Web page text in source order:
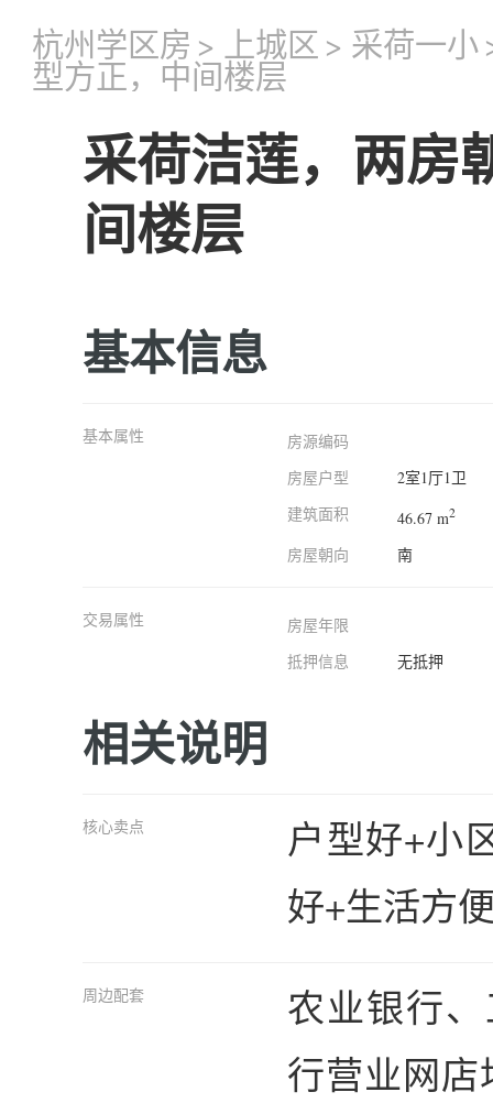
杭州学区房 > 上城区 > 采荷一小
型方正，中间楼层
采荷洁莲，两房
间楼层
基本信息
基本属性
房源编码
房屋户型
2室1厅1卫
建筑面积
46.67 m2
房屋朝向 南
交易属性
房屋年限
抵押信息
无抵押
相关说明
核心卖点
户型好+小
好+生活方
周边配套
农业银行
行营业网店